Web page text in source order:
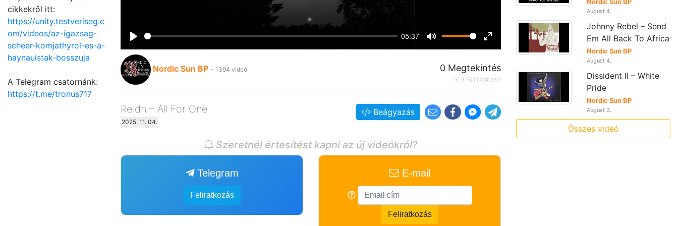
cikkekről itt:
https://unity.testveriseg.c
om/videos/az-igazsag-
scheer-komjathyrol-es-a-
haynauistak-bosszuja
A Telegram csatornánk:
https://t.me/tronus717
Play
05:37
Mute
Enter
fullscreen
Nordic Sun BP - 1394 videó 0 Megtekintés
919 Feliratkozó
Reidh – All For One
2025. 11. 04.
Beágyazás
Szeretnél értesítést kapni az új videókról?
Telegram
Feliratkozás
E-mail
Feliratkozás
August 4.
Johnny Rebel – Send
Em All Back To Africa
Nordic Sun BP
August 4.
Dissident II – White
Pride
Nordic Sun BP
August 3.
Összes videó